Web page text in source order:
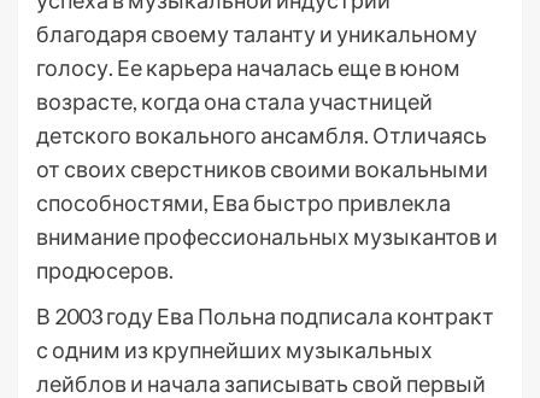
благодаря своему таланту и уникальному
голосу. Ее карьера началась еще в юном
возрасте, когда она стала участницей
детского вокального ансамбля. Отличаясь
от своих сверстников своими вокальными
способностями, Ева быстро привлекла
внимание профессиональных музыкантов и
продюсеров.
В 2003 году Ева Польна подписала контракт
с одним из крупнейших музыкальных
лейблов и начала записывать свой первый